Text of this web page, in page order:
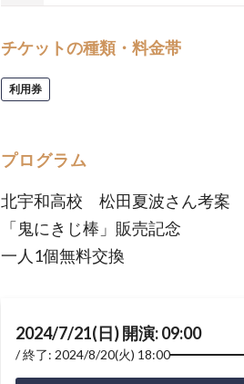
チケットの種類・料金帯
利用券
プログラム
北宇和高校 松田夏波さん考案
「鬼にきじ棒」販売記念
一人1個無料交換
2024/7/21(日) 開演: 09:00
終了: 2024/8/20(火) 18:00